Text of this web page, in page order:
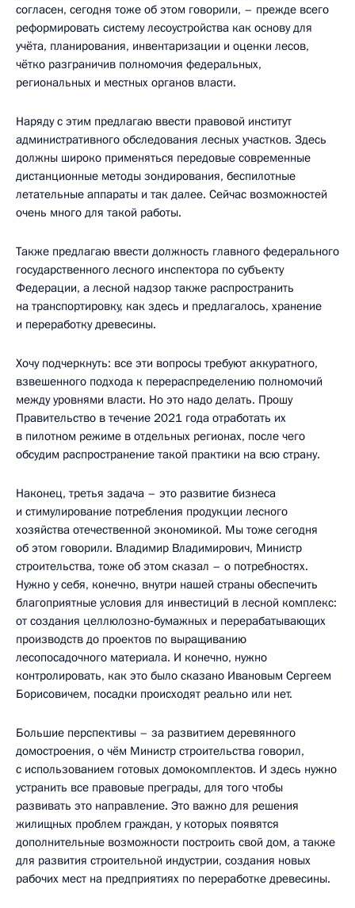
согласен, сегодня тоже об этом говорили, – прежде всего
реформировать систему лесоустройства как основу для
учёта, планирования, инвентаризации и оценки лесов,
чётко разграничив полномочия федеральных,
региональных и местных органов власти.
Наряду с этим предлагаю ввести правовой институт
административного обследования лесных участков. Здесь
должны широко применяться передовые современные
дистанционные методы зондирования, беспилотные
летательные аппараты и так далее. Сейчас возможностей
очень много для такой работы.
Также предлагаю ввести должность главного федерального
государственного лесного инспектора по субъекту
Федерации, а лесной надзор также распространить
на транспортировку, как здесь и предлагалось, хранение
и переработку древесины.
Хочу подчеркнуть: все эти вопросы требуют аккуратного,
взвешенного подхода к перераспределению полномочий
между уровнями власти. Но это надо делать. Прошу
Правительство в течение 2021 года отработать их
в пилотном режиме в отдельных регионах, после чего
обсудим распространение такой практики на всю страну.
Наконец, третья задача – это развитие бизнеса
и стимулирование потребления продукции лесного
хозяйства отечественной экономикой. Мы тоже сегодня
об этом говорили. Владимир Владимирович, Министр
строительства, тоже об этом сказал – о потребностях.
Нужно у себя, конечно, внутри нашей страны обеспечить
благоприятные условия для инвестиций в лесной комплекс:
от создания целлюлозно‑бумажных и перерабатывающих
производств до проектов по выращиванию
лесопосадочного материала. И конечно, нужно
контролировать, как это было сказано Ивановым Сергеем
Борисовичем, посадки происходят реально или нет.
Большие перспективы – за развитием деревянного
домостроения, о чём Министр строительства говорил,
с использованием готовых домокомплектов. И здесь нужно
устранить все правовые преграды, для того чтобы
развивать это направление. Это важно для решения
жилищных проблем граждан, у которых появятся
дополнительные возможности построить свой дом, а также
для развития строительной индустрии, создания новых
рабочих мест на предприятиях по переработке древесины.